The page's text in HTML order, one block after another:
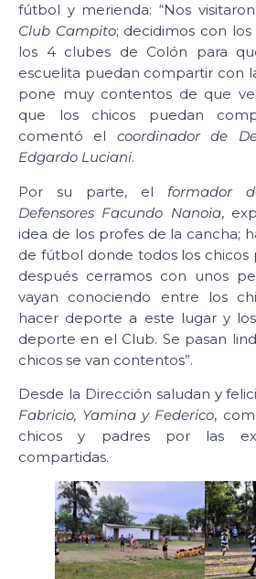
fútbol y merienda: “Nos visitaron
Club Campito; decidimos con
los 4 clubes de Colón para
escuelita puedan compartir con
pone muy contentos de que
que los chicos puedan
comentó el coordinador de
Edgardo Luciani.
Por su parte, el formador
Defensores Facundo Nanoia,
idea de los profes de la cancha;
de fútbol donde todos los chicos
después cerramos con unos
vayan conociendo entre los
hacer deporte a este lugar y
deporte en el Club. Se pasan
chicos se van contentos”.
Desde la Dirección saludan y
Fabricio, Yamina y Federico,
chicos y padres por las
compartidas.